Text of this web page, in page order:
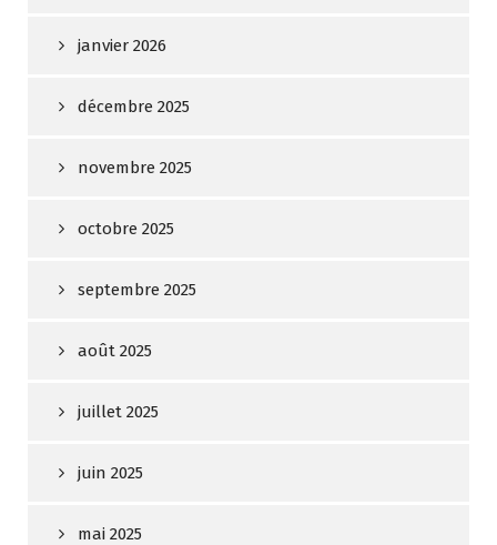
janvier 2026
décembre 2025
novembre 2025
octobre 2025
septembre 2025
août 2025
juillet 2025
juin 2025
mai 2025